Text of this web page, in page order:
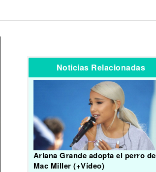
Noticias Relacionadas
Ariana Grande adopta el perro de
Mac Miller (+Vídeo)